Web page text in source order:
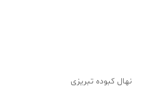
نهال کبوده تبریزی